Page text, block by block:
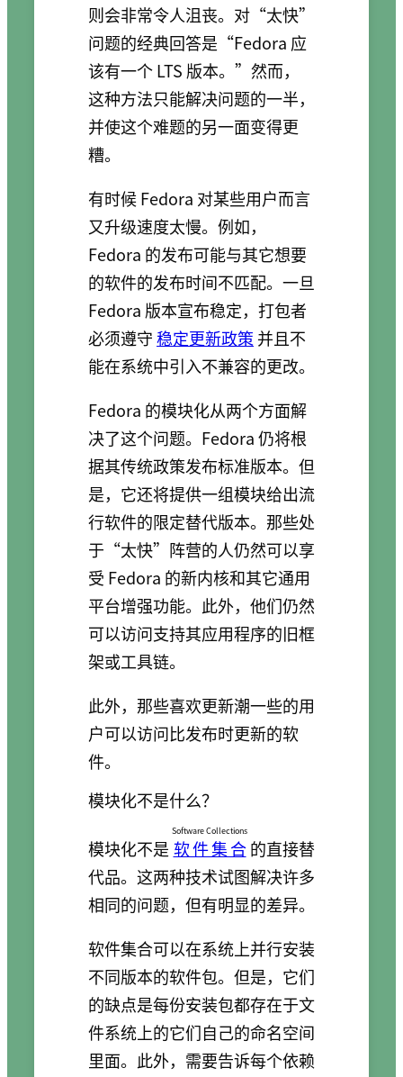
则会非常令人沮丧。对“太快”
问题的经典回答是“Fedora 应
该有一个 LTS 版本。”然而，
这种方法只能解决问题的一半，
并使这个难题的另一面变得更
糟。
有时候 Fedora 对某些用户而言
又升级速度太慢。例如，
Fedora 的发布可能与其它想要
的软件的发布时间不匹配。一旦
Fedora 版本宣布稳定，打包者
必须遵守稳定更新政策 并且不
能在系统中引入不兼容的更改。
Fedora 的模块化从两个方面解
决了这个问题。Fedora 仍将根
据其传统政策发布标准版本。但
是，它还将提供一组模块给出流
行软件的限定替代版本。那些处
于“太快”阵营的人仍然可以享
受 Fedora 的新内核和其它通用
平台增强功能。此外，他们仍然
可以访问支持其应用程序的旧框
架或工具链。
此外，那些喜欢更新潮一些的用
户可以访问比发布时更新的软
件。
模块化不是什么？
模块化不是 软件集合
Software Collections
的直接替
代品。这两种技术试图解决许多
相同的问题，但有明显的差异。
软件集合可以在系统上并行安装
不同版本的软件包。但是，它们
的缺点是每份安装包都存在于文
件系统上的它们自己的命名空间
里面。此外，需要告诉每个依赖